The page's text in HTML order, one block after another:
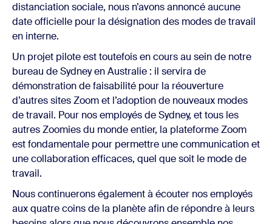
distanciation sociale, nous n’avons annoncé aucune
date officielle pour la désignation des modes de travail
en interne.
Un projet pilote est toutefois en cours au sein de notre
bureau de Sydney en Australie : il servira de
démonstration de faisabilité pour la réouverture
d’autres sites Zoom et l’adoption de nouveaux modes
de travail. Pour nos employés de Sydney, et tous les
autres Zoomies du monde entier, la plateforme Zoom
est fondamentale pour permettre une communication et
une collaboration efficaces, quel que soit le mode de
travail.
Nous continuerons également à écouter nos employés
aux quatre coins de la planète afin de répondre à leurs